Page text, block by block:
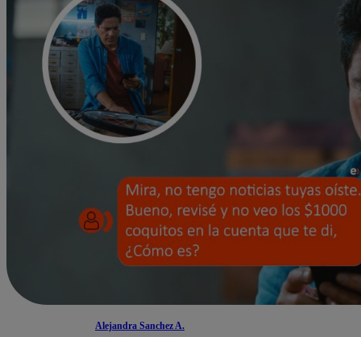
Alejandra Sanchez A.